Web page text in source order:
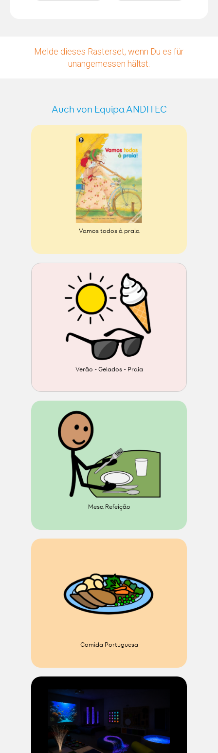
Melde dieses Rasterset, wenn Du es für
unangemessen hältst.
Auch von Equipa ANDITEC
Vamos todos à praia
Verão - Gelados - Praia
Mesa Refeição
Comida Portuguesa